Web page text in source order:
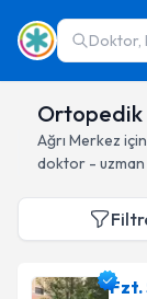
Doktor,
Ortopedik
Ağrı Merkez
doktor - uzman
Fzt.